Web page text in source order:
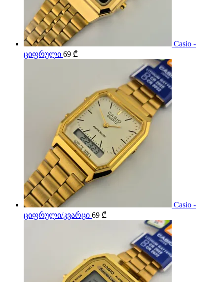
Casio -
ციფრული 69 ₾
Casio -
ციფრული/კვარცი 69 ₾